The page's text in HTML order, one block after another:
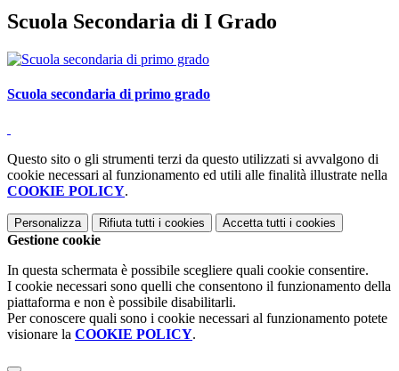
Scuola Secondaria di I Grado
Scuola secondaria di primo grado
Questo sito o gli strumenti terzi da questo utilizzati si avvalgono di
cookie necessari al funzionamento ed utili alle finalità illustrate nella
COOKIE POLICY.
Personalizza Rifiuta tutti i cookies Accetta tutti i cookies
Gestione cookie
In questa schermata è possibile scegliere quali cookie consentire.
I cookie necessari sono quelli che consentono il funzionamento della
piattaforma e non è possibile disabilitarli.
Per conoscere quali sono i cookie necessari al funzionamento potete
visionare la COOKIE POLICY.